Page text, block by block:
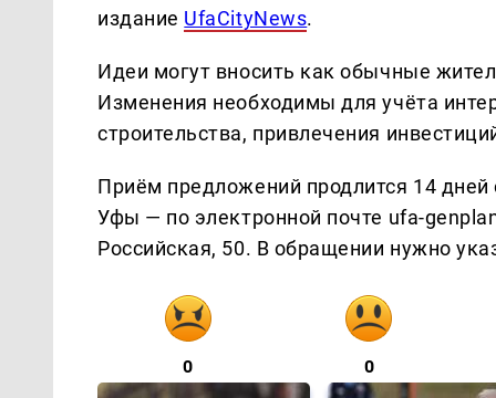
издание UfaCityNews.
Идеи могут вносить как обычные
Изменения необходимы для учёта
строительства, привлечения
Приём предложений продлится 14
Уфы — по электронной почте ufa-
Российская, 50. В обращении нужно
0 0